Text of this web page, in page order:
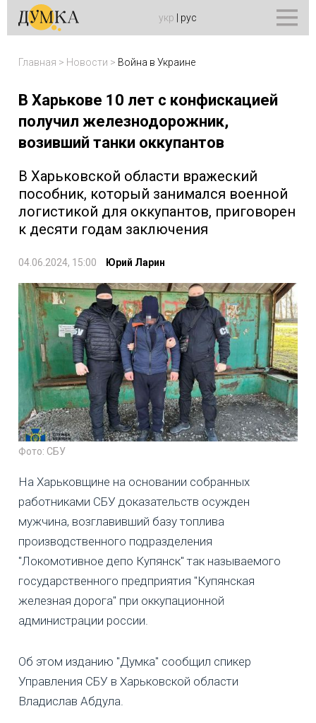
укр рус
Главная > Новости > Война в Украине
В Харькове 10 лет с конфискацией
получил железнодорожник,
возивший танки оккупантов
В Харьковской области вражеский
пособник, который занимался военной
логистикой для оккупантов, приговорен
к десяти годам заключения
04.06.2024, 15:00 Юрий Ларин
Фото: СБУ
На Харьковщине на основании собранных
работниками СБУ доказательств осужден
мужчина, возглавивший базу топлива
производственного подразделения
"Локомотивное депо Купянск" так называемого
государственного предприятия "Купянская
железная дорога" при оккупационной
администрации россии.
Об этом изданию "Думка" сообщил спикер
Управления СБУ в Харьковской области
Владислав Абдула.